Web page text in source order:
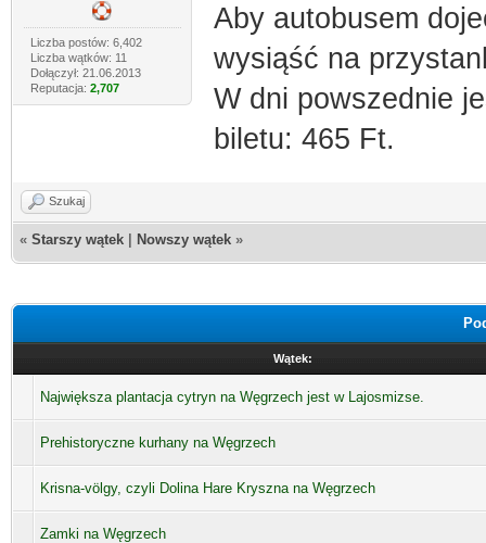
Liczba postów: 6,402
Liczba wątków: 11
Dołączył: 21.06.2013
Reputacja: 2,707
Aby autobusem
wysiąść na
W dni powszednie
biletu: 465 Ft.
Szukaj
« Starszy wątek Nowszy wątek »
Wątek:
Największa plantacja cytryn na Węgrzech jest w Lajosmizse.
Prehistoryczne kurhany na Węgrzech
Krisna-völgy, czyli Dolina Hare Kryszna na Węgrzech
Zamki na Węgrzech